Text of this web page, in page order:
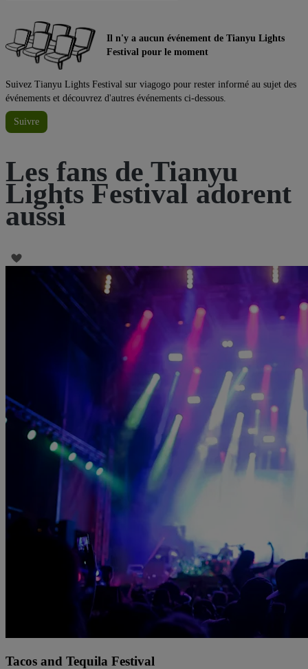
Il n'y a aucun événement de Tianyu Lights
Festival pour le moment
Suivez Tianyu Lights Festival sur viagogo pour rester informé au sujet des
événements et découvrez d'autres événements ci-dessous.
Suivre
Les fans de Tianyu
Lights Festival adorent
aussi
Tacos and Tequila Festival